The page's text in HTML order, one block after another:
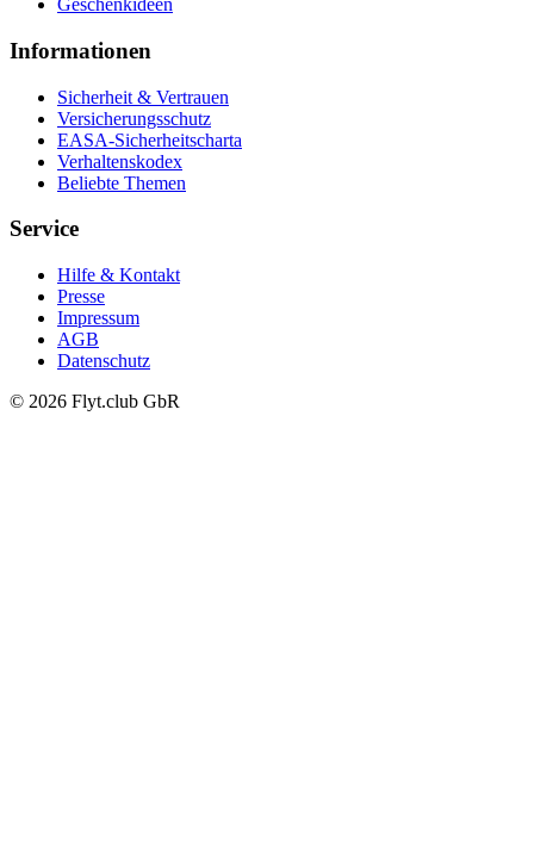
Geschenkideen
Informationen
Sicherheit & Vertrauen
Versicherungsschutz
EASA-Sicherheitscharta
Verhaltenskodex
Beliebte Themen
Service
Hilfe & Kontakt
Presse
Impressum
AGB
Datenschutz
© 2026 Flyt.club GbR